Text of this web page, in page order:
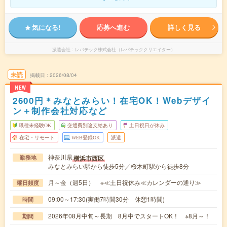
気になる! 応募へ進む 詳しく見る
派遣会社 レバテック株式会社（レバテッククリエイター）
未読
NEW
掲載日 2026/08/04
2600円＊みなとみらい！在宅OK！Webデザイ
ン＋制作会社対応など
職種未経験OK 交通費別途支給あり 土日祝日が休み
在宅・リモート WEB登録OK 派遣
勤務地 神奈川県横浜市西区
みなとみらい駅から徒歩5分／桜木町駅から徒歩8分
曜日頻度 月～金（週5日） ※≪土日祝休み≪カレンダーの通り≫
時間 09:00～17:30(実働7時間30分 休憩1時間)
期間 2026年08月中旬～長期 8月中でスタートOK！ ※8月～！